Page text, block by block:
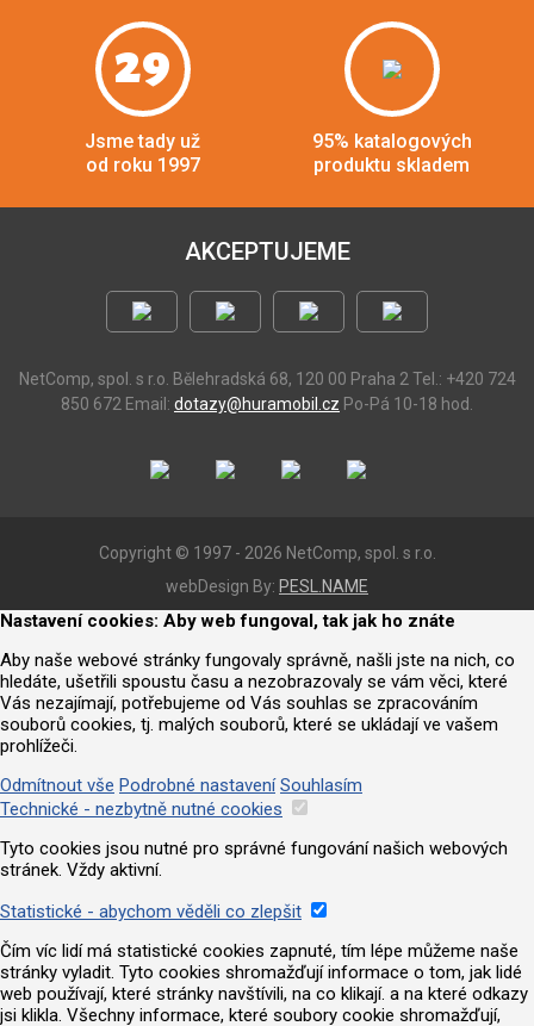
29
Jsme tady už
od roku 1997
95% katalogových
produktu skladem
AKCEPTUJEME
NetComp, spol. s r.o. Bělehradská 68, 120 00 Praha 2 Tel.: +420 724
850 672 Email: dotazy@huramobil.cz Po-Pá 10-18 hod.
Copyright © 1997 - 2026 NetComp, spol. s r.o.
webDesign By: PESL.NAME
Nastavení cookies: Aby web fungoval, tak jak ho znáte
Aby naše webové stránky fungovaly správně, našli jste na nich, co
hledáte, ušetřili spoustu času a nezobrazovaly se vám věci, které
Vás nezajímají, potřebujeme od Vás souhlas se zpracováním
souborů cookies, tj. malých souborů, které se ukládají ve vašem
prohlížeči.
Odmítnout vše Podrobné nastavení Souhlasím
Technické - nezbytně nutné cookies
Tyto cookies jsou nutné pro správné fungování našich webových
stránek. Vždy aktivní.
Statistické - abychom věděli co zlepšit
Čím víc lidí má statistické cookies zapnuté, tím lépe můžeme naše
stránky vyladit. Tyto cookies shromažďují informace o tom, jak lidé
web používají, které stránky navštívili, na co klikají. a na které odkazy
jsi klikla. Všechny informace, které soubory cookie shromažďují,